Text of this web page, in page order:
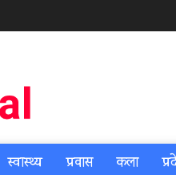
स्वास्थ्य प्रवास कला